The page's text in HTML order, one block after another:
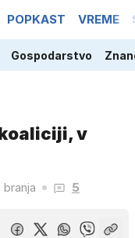
POPKAST VREME
Gospodarstvo
v
branja 5